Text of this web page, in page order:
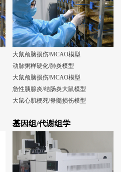
大鼠颅脑损伤/MCAO模型
动脉粥样硬化/肺炎模型
大鼠颅脑损伤/MCAO模型
急性胰腺炎/结肠炎大鼠模型
大鼠心肌梗死/脊髓损伤模型
基因组/代谢组学